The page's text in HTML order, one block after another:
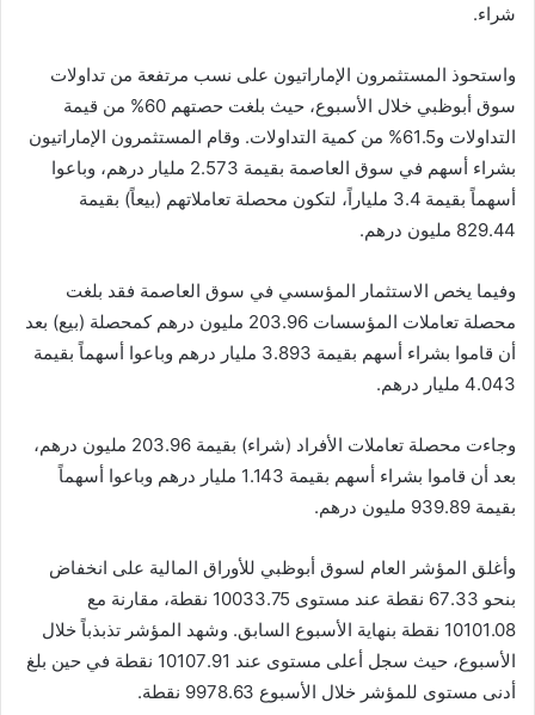
شراء.
واستحوذ المستثمرون الإماراتيون على نسب مرتفعة من تداولات
سوق أبوظبي خلال الأسبوع، حيث بلغت حصتهم 60% من قيمة
التداولات و61.5% من كمية التداولات. وقام المستثمرون الإماراتيون
بشراء أسهم في سوق العاصمة بقيمة 2.573 مليار درهم، وباعوا
أسهماً بقيمة 3.4 ملياراً، لتكون محصلة تعاملاتهم (بيعاً) بقيمة
829.44 مليون درهم.
وفيما يخص الاستثمار المؤسسي في سوق العاصمة فقد بلغت
محصلة تعاملات المؤسسات 203.96 مليون درهم كمحصلة (بيع) بعد
أن قاموا بشراء أسهم بقيمة 3.893 مليار درهم وباعوا أسهماً بقيمة
4.043 مليار درهم.
وجاءت محصلة تعاملات الأفراد (شراء) بقيمة 203.96 مليون درهم،
بعد أن قاموا بشراء أسهم بقيمة 1.143 مليار درهم وباعوا أسهماً
بقيمة 939.89 مليون درهم.
وأغلق المؤشر العام لسوق أبوظبي للأوراق المالية على انخفاض
بنحو 67.33 نقطة عند مستوى 10033.75 نقطة، مقارنة مع
10101.08 نقطة بنهاية الأسبوع السابق. وشهد المؤشر تذبذباً خلال
الأسبوع، حيث سجل أعلى مستوى عند 10107.91 نقطة في حين بلغ
أدنى مستوى للمؤشر خلال الأسبوع 9978.63 نقطة.